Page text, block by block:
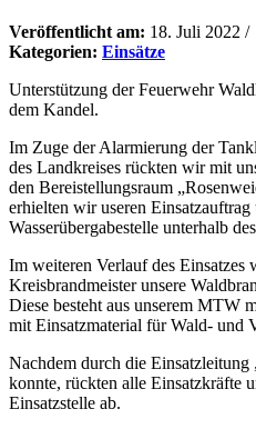
Veröffentlicht am: 18. Juli 2022 /
Kategorien: Einsätze
Unterstützung der Feuerwehr
dem Kandel.
Im Zuge der Alarmierung der
des Landkreises rückten wir mit
den Bereistellungsraum
erhielten wir useren
Wasserübergabestelle unterhalb
Im weiteren Verlauf des Einsatzes
Kreisbrandmeister unsere
Diese besteht aus unserem MTW
mit Einsatzmaterial für Wald- und
Nachdem durch die Einsatzleitung
konnte, rückten alle Einsatzkräfte
Einsatzstelle ab.